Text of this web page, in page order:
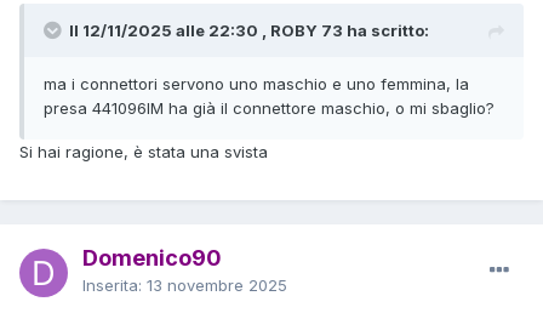
Il 12/11/2025 alle 22:30 , ROBY 73 ha scritto:
ma i connettori servono uno maschio e uno femmina, la
presa 441096IM ha già il connettore maschio, o mi sbaglio?
Si hai ragione, è stata una svista
Domenico90
Inserita: 13 novembre 2025